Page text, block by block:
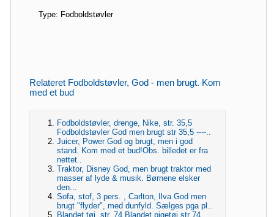
Type: Fodboldstøvler
Relateret Fodboldstøvler, God - men brugt. Kom
med et bud
Fodboldstøvler, drenge, Nike, str. 35,5
Fodboldstøvler God men brugt str 35,5 ----..
Juicer, Power God og brugt, men i god
stand. Kom med et bud!Obs. billedet er fra
nettet..
Traktor, Disney God, men brugt traktor med
masser af lyde & musik. Børnene elsker
den...
Sofa, stof, 3 pers. , Carlton, Ilva God men
brugt "flyder", med dunfyld. Sælges pga pl..
Blandet tøj, str. 74 Blandet pigetøj str 74.